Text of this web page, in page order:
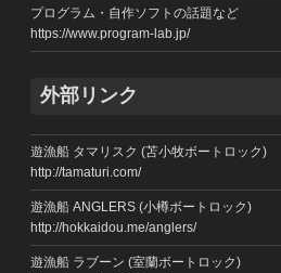
プログラム・自作ソフトの話題など
https://www.program-lab.jp/
外部リンク
遊漁船 タマリスク (苫小牧ボートロック)
http://tamaturi.com/
遊漁船 ANGLERS (小樽ボートロック)
http://hokkaidou.me/anglers/
遊漁船 ラブーン (室蘭ボートロック)